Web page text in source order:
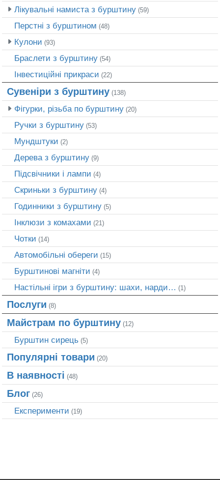
Лікувальні намиста з бурштину (59)
Перстні з бурштином (48)
Кулони (93)
Браслети з бурштину (54)
Інвестиційні прикраси (22)
Сувеніри з бурштину (138)
Фігурки, різьба по бурштину (20)
Ручки з бурштину (53)
Мундштуки (2)
Дерева з бурштину (9)
Підсвічники і лампи (4)
Скриньки з бурштину (4)
Годинники з бурштину (5)
Інклюзи з комахами (21)
Чотки (14)
Автомобільні обереги (15)
Бурштинові магніти (4)
Настільні ігри з бурштину: шахи, нарди… (1)
Послуги (8)
Майстрам по бурштину (12)
Бурштин сирець (5)
Популярні товари (20)
В наявності (48)
Блог (26)
Експерименти (19)